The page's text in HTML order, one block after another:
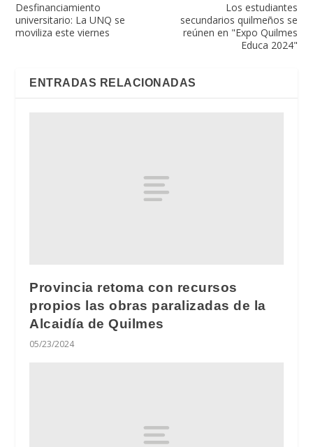
Desfinanciamiento
universitario: La UNQ se
moviliza este viernes
Los estudiantes
secundarios quilmeños se
reúnen en "Expo Quilmes
Educa 2024"
ENTRADAS RELACIONADAS
Provincia retoma con recursos
propios las obras paralizadas de la
Alcaidía de Quilmes
05/23/2024